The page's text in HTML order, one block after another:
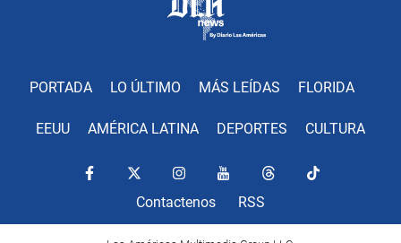
PORTADA LO ÚLTIMO MÁS LEÍDAS FLORIDA
EEUU AMÉRICA LATINA DEPORTES CULTURA
Contactenos RSS